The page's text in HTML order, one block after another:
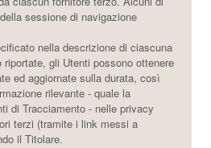
sessione di navigazione
nella descrizione di ciascuna
gli Utenti possono ottenere
ed aggiornate sulla durata, così
rilevante - quale la
di Tracciamento - nelle privacy
terzi (tramite i link messi a
il Titolare.